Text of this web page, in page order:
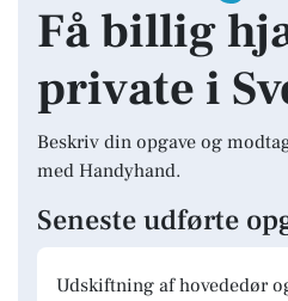
Få billig
private i
Beskriv din opgave og
med Handyhand.
Seneste udførte
Udskiftning af hovededør